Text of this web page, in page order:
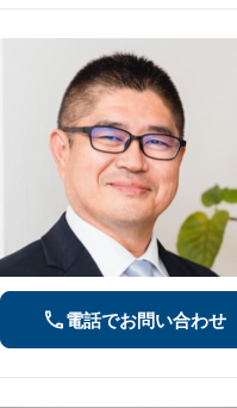
電話でお問い合わせ